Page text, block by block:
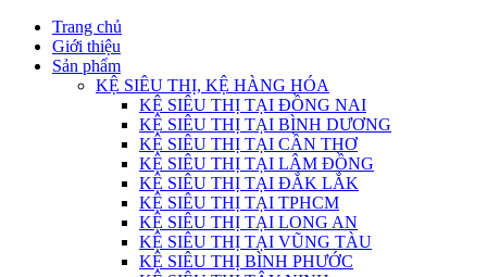
Trang chủ
Giới thiệu
Sản phẩm
KỆ SIÊU THỊ, KỆ HÀNG HÓA
KỆ SIÊU THỊ TẠI ĐỒNG NAI
KỆ SIÊU THỊ TẠI BÌNH DƯƠNG
KỆ SIÊU THỊ TẠI CẦN THƠ
KỆ SIÊU THỊ TẠI LÂM ĐỒNG
KỆ SIÊU THỊ TẠI ĐẮK LẮK
KỆ SIÊU THỊ TẠI TPHCM
KỆ SIÊU THỊ TẠI LONG AN
KỆ SIÊU THỊ TẠI VŨNG TÀU
KỆ SIÊU THỊ BÌNH PHƯỚC